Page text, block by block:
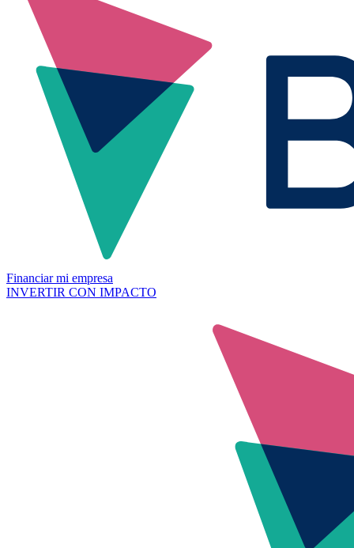
Financiar mi empresa
INVERTIR CON IMPACTO